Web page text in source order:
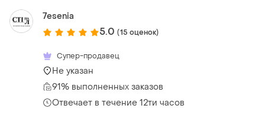
7esenia
5.0 (15 оценок)
Супер-продавец
Не указан
91% выполненных заказов
Отвечает в течение 12ти часов